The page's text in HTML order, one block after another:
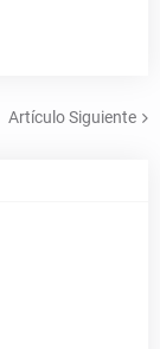
Artículo Siguiente